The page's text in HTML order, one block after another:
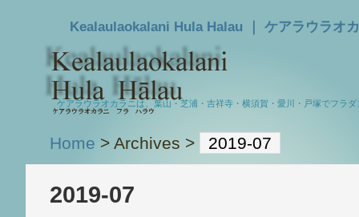
Kealaulaokalani Hula Halau ｜ ケアラウラオ
ケアラウラオカラニは、葉山・芝浦・吉祥寺・横須賀・愛川・戸塚でフラ
Home > Archives > 2019-07
2019-07